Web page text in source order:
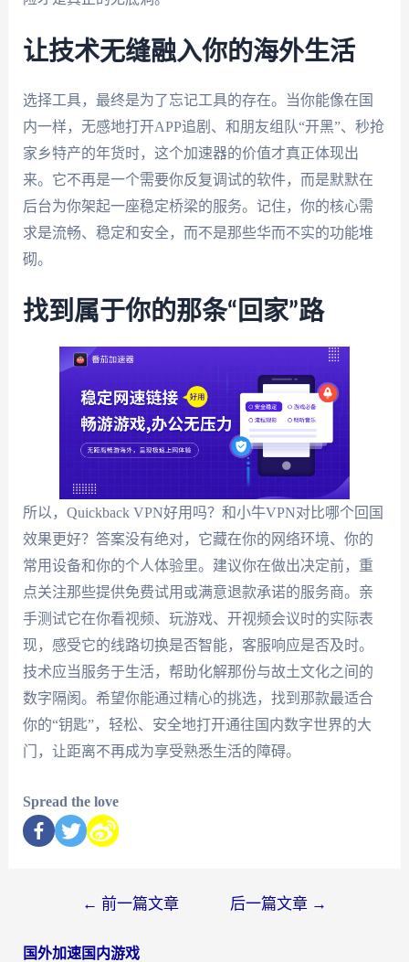
让技术无缝融入你的海外生活
选择工具，最终是为了忘记工具的存在。当你能像在国
内一样，无感地打开APP追剧、和朋友组队“开黑”、秒抢
家乡特产的年货时，这个加速器的价值才真正体现出
来。它不再是一个需要你反复调试的软件，而是默默在
后台为你架起一座稳定桥梁的服务。记住，你的核心需
求是流畅、稳定和安全，而不是那些华而不实的功能堆
砌。
找到属于你的那条“回家”路
所以，Quickback VPN好用吗？和小牛VPN对比哪个回国
效果更好？答案没有绝对，它藏在你的网络环境、你的
常用设备和你的个人体验里。建议你在做出决定前，重
点关注那些提供免费试用或满意退款承诺的服务商。亲
手测试它在你看视频、玩游戏、开视频会议时的实际表
现，感受它的线路切换是否智能，客服响应是否及时。
技术应当服务于生活，帮助化解那份与故土文化之间的
数字隔阂。希望你能通过精心的挑选，找到那款最适合
你的“钥匙”，轻松、安全地打开通往国内数字世界的大
门，让距离不再成为享受熟悉生活的障碍。
Spread the love
← 前一篇文章 后一篇文章 →
国外加速国内游戏